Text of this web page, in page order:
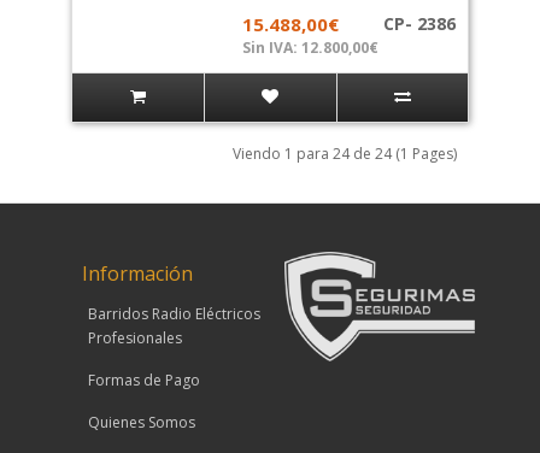
15.488,00€ CP- 2386
Sin IVA: 12.800,00€
Viendo 1 para 24 de 24 (1 Pages)
Información
Barridos Radio Eléctricos
Profesionales
Formas de Pago
Quienes Somos